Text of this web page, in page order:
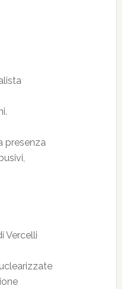
presenza
Vercelli